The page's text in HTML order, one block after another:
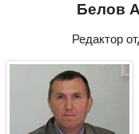
Белов
Редактор